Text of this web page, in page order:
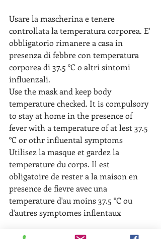
Usare la mascherina e tenere
controllata la temperatura corporea. E'
obbligatorio rimanere a casa in
presenza di febbre con temperatura
corporea di 37,5 °C o altri sintomi
influenzali.
Use the mask and keep body
temperature checked. It is compulsory
to stay at home in the presence of
fever with a temperature of at lest 37.5
°C or othr influental symptoms
Utilisez la masque et gardez la
temperature du corps. Il est
obligatoire de rester a la maison en
presence de fievre avec una
temperature d'au moins 37.5 °C ou
d'autres symptomes inflentaux